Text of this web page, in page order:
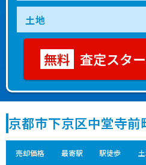
査定スタ
京都市下京区中堂寺
売却価格 最寄駅 駅徒歩